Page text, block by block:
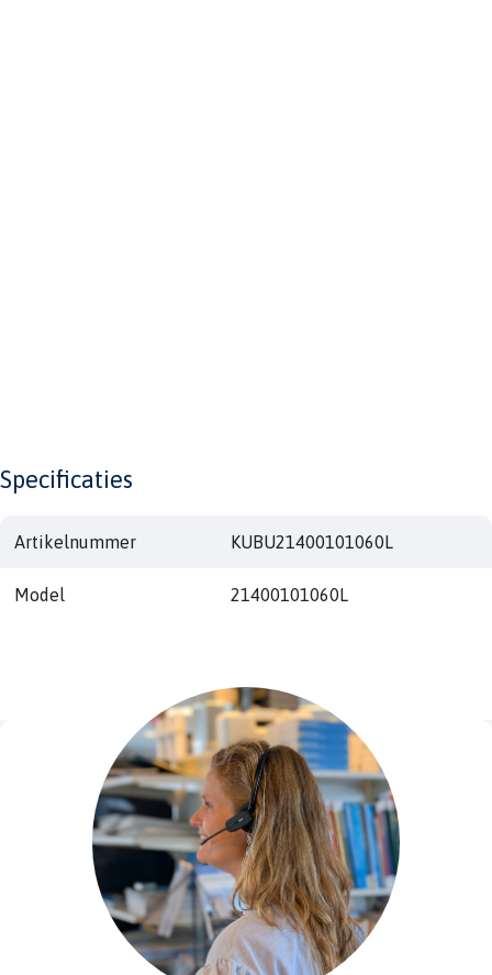
Specificaties
Artikelnummer KUBU21400101060L
Model 21400101060L